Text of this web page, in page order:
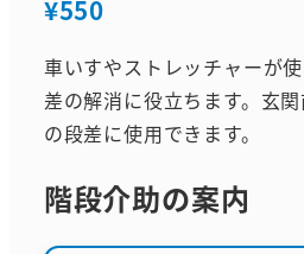
¥550
車いすやストレッチャーが
差の解消に役立ちます。玄
の段差に使用できます。
階段介助の案内